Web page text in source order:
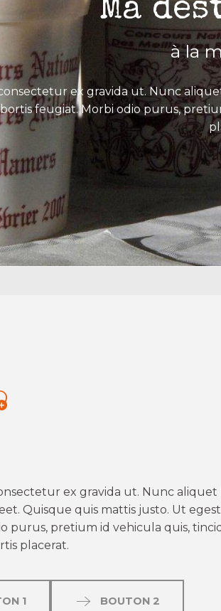
Ma
à la
ex gravida ut. Nunc
feugiat. Morbi odio purus,
aux
ex gravida ut. Nunc aliquet
Quisque quis mattis justo. Ut
purus, pretium id vehicula quis,
placerat.
1 BOUTON 2